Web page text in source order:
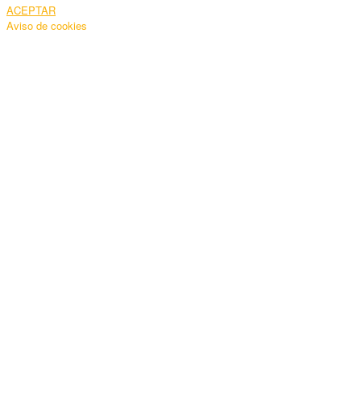
ACEPTAR
Aviso de cookies